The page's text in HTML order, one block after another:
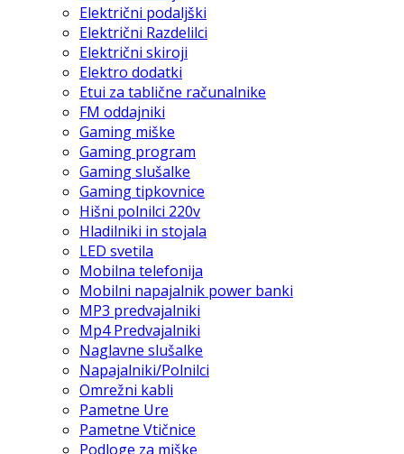
Električni podaljški
Električni Razdelilci
Električni skiroji
Elektro dodatki
Etui za tablične računalnike
FM oddajniki
Gaming miške
Gaming program
Gaming slušalke
Gaming tipkovnice
Hišni polnilci 220v
Hladilniki in stojala
LED svetila
Mobilna telefonija
Mobilni napajalnik power banki
MP3 predvajalniki
Mp4 Predvajalniki
Naglavne slušalke
Napajalniki/Polnilci
Omrežni kabli
Pametne Ure
Pametne Vtičnice
Podloge za miške